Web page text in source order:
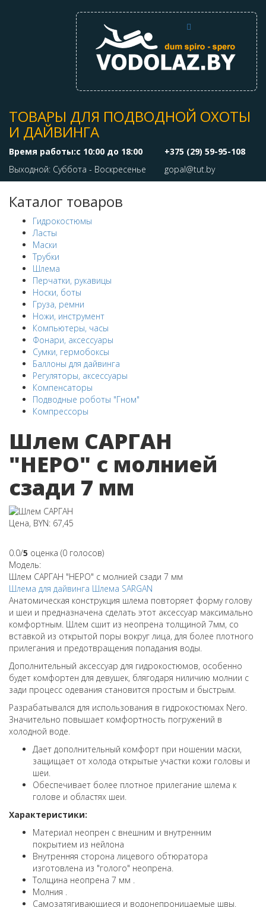
ТОВАРЫ ДЛЯ ПОДВОДНОЙ ОХОТЫ
И ДАЙВИНГА
Время работы:с 10:00 до 18:00
Выходной: Суббота - Воскресенье
+375 (29) 59-95-108
gopal@tut.by
Каталог товаров
Гидрокостюмы
Ласты
Маски
Трубки
Шлема
Перчатки, рукавицы
Носки, боты
Груза, ремни
Ножи, инструмент
Компьютеры, часы
Фонари, аксессуары
Сумки, гермобоксы
Баллоны для дайвинга
Регуляторы, аксессуары
Компенсаторы
Подводные роботы "Гном"
Компрессоры
Шлем САРГАН
"НЕРО" с молнией
сзади 7 мм
Цена, BYN: 67,45
0.0/5 оценка (0 голосов)
Модель:
Шлем САРГАН "НЕРО" с молнией сзади 7 мм
Шлема для дайвинга Шлема SARGAN
Анатомическая конструкция шлема повторяет форму голову
и шеи и предназначена сделать этот аксессуар максимально
комфортным. Шлем сшит из неопрена толщиной 7мм, со
вставкой из открытой поры вокруг лица, для более плотного
прилегания и предотвращения попадания воды.
Дополнительный аксессуар для гидрокостюмов, особенно
будет комфортен для девушек, блягодаря ниличию молнии с
зади процесс одевания становится простым и быстрым.
Разрабатывался для использования в гидрокостюмах Nero.
Значительно повышает комфортность погружений в
холодной воде.
Дает дополнительный комфорт при ношении маски,
защищает от холода открытые участки кожи головы и
шеи.
Обеспечивает более плотное прилегание шлема к
голове и областях шеи.
Характеристики:
Материал неопрен с внешним и внутренним
покрытием из нейлона
Внутренняя сторона лицевого обтюратора
изготовлена из "голого" неопрена.
Толщина неопрена 7 мм .
Молния .
Cамозатягивающиеся и водонепроницаемые швы.